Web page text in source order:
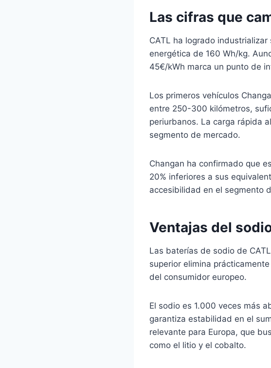
Las cifras que
CATL ha logrado
energética de 160 Wh/kg.
45€/kWh marca un punto de
Los primeros vehículos
entre 250-300 kilómetros,
periurbanos. La carga rápida
segmento de mercado.
Changan ha confirmado que
20% inferiores a sus
accesibilidad en el segmento
Ventajas del
Las baterías de sodio de
superior elimina
del consumidor europeo.
El sodio es 1.000 veces más
garantiza estabilidad en el
relevante para Europa, que
como el litio y el cobalto.